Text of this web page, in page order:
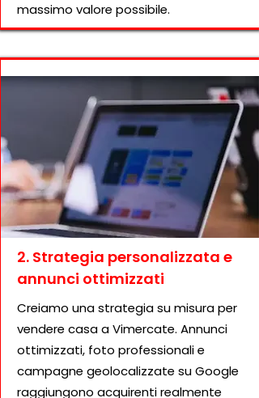
massimo valore possibile.
2. Strategia personalizzata e
annunci ottimizzati
Creiamo una strategia su misura per
vendere casa a Vimercate. Annunci
ottimizzati, foto professionali e
campagne geolocalizzate su Google
raggiungono acquirenti realmente